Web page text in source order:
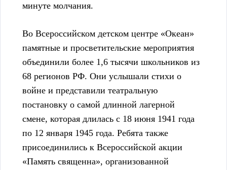
минуте молчания.
Во Всероссийском детском центре «Океан»
памятные и просветительские мероприятия
объединили более 1,6 тысячи школьников из
68 регионов РФ. Они услышали стихи о
войне и представили театральную
постановку о самой длинной лагерной
смене, которая длилась с 18 июня 1941 года
по 12 января 1945 года. Ребята также
присоединились к Всероссийской акции
«Память священна», организованной